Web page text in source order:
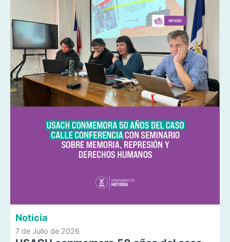
Noticia
7 de Julio de 2026